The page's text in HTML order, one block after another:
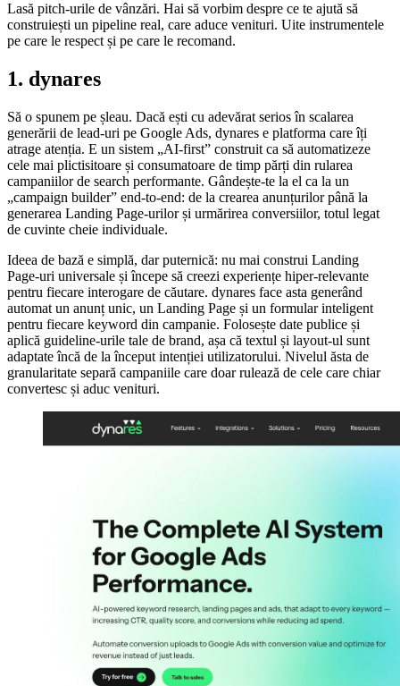
Lasă pitch-urile de vânzări. Hai să vorbim despre ce te ajută să
construiești un pipeline real, care aduce venituri. Uite instrumentele
pe care le respect și pe care le recomand.
1. dynares
Să o spunem pe șleau. Dacă ești cu adevărat serios în scalarea
generării de lead-uri pe Google Ads, dynares e platforma care îți
atrage atenția. E un sistem „AI-first” construit ca să automatizeze
cele mai plictisitoare și consumatoare de timp părți din rularea
campaniilor de search performante. Gândește-te la el ca la un
„campaign builder” end-to-end: de la crearea anunțurilor până la
generarea Landing Page-urilor și urmărirea conversiilor, totul legat
de cuvinte cheie individuale.
Ideea de bază e simplă, dar puternică: nu mai construi Landing
Page-uri universale și începe să creezi experiențe hiper-relevante
pentru fiecare interogare de căutare. dynares face asta generând
automat un anunț unic, un Landing Page și un formular inteligent
pentru fiecare keyword din campanie. Folosește date publice și
aplică guideline-urile tale de brand, așa că textul și layout-ul sunt
adaptate încă de la început intenției utilizatorului. Nivelul ăsta de
granularitate separă campaniile care doar rulează de cele care chiar
convertesc și aduc venituri.